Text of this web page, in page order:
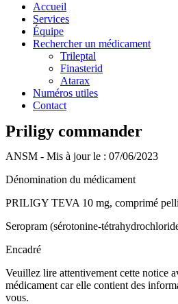
Accueil
Services
Équipe
Rechercher un médicament
Trileptal
Finasterid
Atarax
Numéros utiles
Contact
Priligy commander
ANSM - Mis à jour le : 07/06/2023
Dénomination du médicament
PRILIGY TEVA 10 mg, comprimé
Seropram (sérotonine-
Encadré
Veuillez lire attentivement cette notice
médicament car elle contient des
vous.